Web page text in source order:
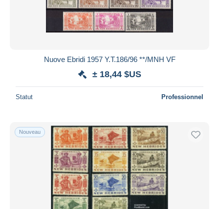
Nuove Ebridi 1957 Y.T.186/96 **/MNH VF
± 18,44 $US
Statut Professionnel
Nouveau